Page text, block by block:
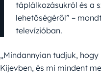
táplálkozásukról és a
lehetőségéről” –
televízióban.
„Mindannyian tudjuk,
Kijevben, és mi mindent